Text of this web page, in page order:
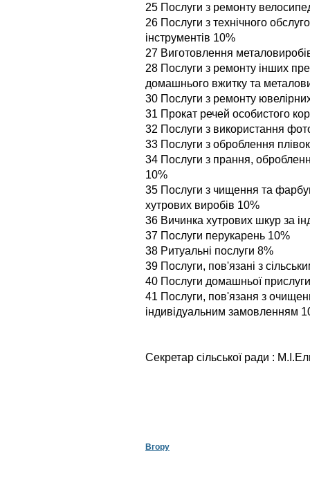
25 Послуги з ремонту
26 Послуги з технічного
інструментів 10%
27 Виготовлення
28 Послуги з ремонту інших
домашнього вжитку та
30 Послуги з ремонту
31 Прокат речей особистого
32 Послуги з використання
33 Послуги з оброблення
34 Послуги з прання,
10%
35 Послуги з чищення та
хутрових виробів 10%
36 Вичинка хутрових шкур за
37 Послуги перукарень 10%
38 Ритуальні послуги 8%
39 Послуги, пов'язані з
40 Послуги домашньої
41 Послуги, пов'язаня з
індивідуальним замовленням
Секретар сільської ради :
Вгору